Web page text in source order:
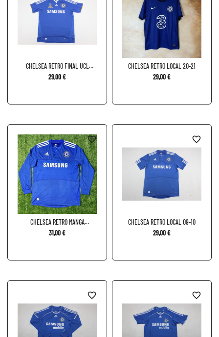
CHELSEA RETRO FINAL UCL
2008
29,00 €
CHELSEA RETRO LOCAL 20-21
29,00 €
CHELSEA RETRO MANGA
LARGA...
31,00 €
favorite_border
CHELSEA RETRO LOCAL 09-10
29,00 €
favorite_border
favorite_border favorite_border